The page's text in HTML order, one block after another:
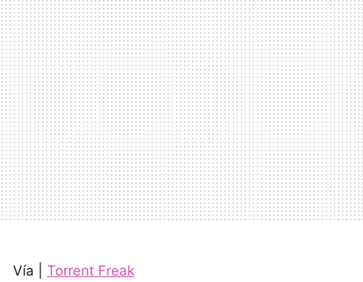
Vía | Torrent Freak